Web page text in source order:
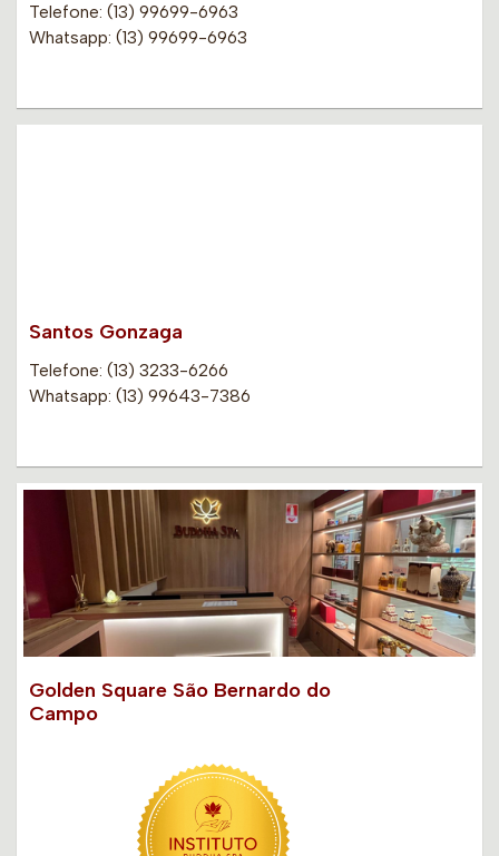
Telefone: (13) 99699-6963
Whatsapp: (13) 99699-6963
Santos Gonzaga
Telefone: (13) 3233-6266
Whatsapp: (13) 99643-7386
Golden Square São Bernardo do
Campo